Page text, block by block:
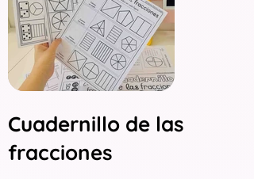
Cuadernillo de las
fracciones